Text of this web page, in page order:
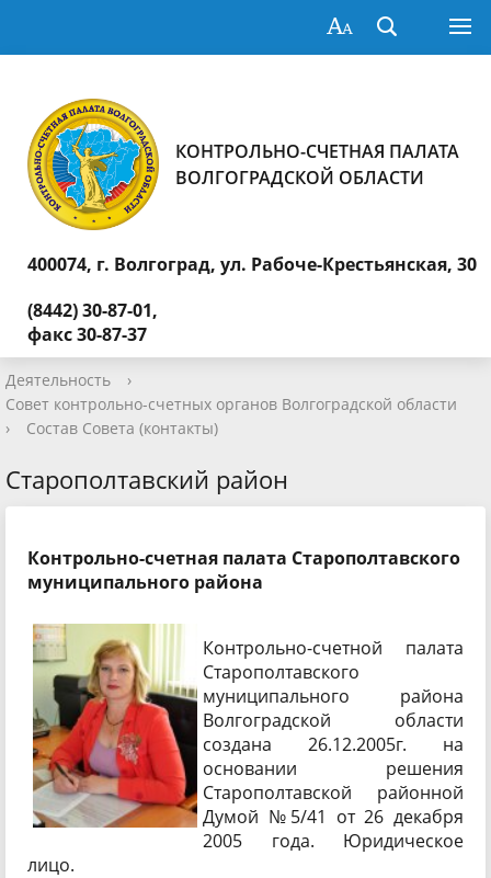
КОНТРОЛЬНО-СЧЕТНАЯ ПАЛАТА
ВОЛГОГРАДСКОЙ ОБЛАСТИ
400074, г. Волгоград, ул. Рабоче-Крестьянская, 30
(8442) 30-87-01,
факс 30-87-37
Деятельность
›
Совет контрольно-счетных органов Волгоградской области
›
Состав Совета (контакты)
Старополтавский район
Контрольно-счетная палата Старополтавского
муниципального района
Контрольно-счетной палата
Старополтавского
муниципального района
Волгоградской области
создана 26.12.2005г. на
основании решения
Старополтавской районной
Думой №5/41 от 26 декабря
2005 года. Юридическое
лицо.